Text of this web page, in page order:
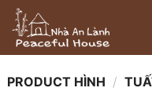
PRODUCT HÌNH /